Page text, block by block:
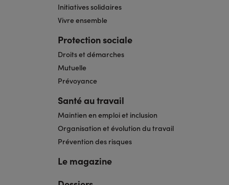
Initiatives solidaires
Vivre ensemble
Protection sociale
Droits et démarches
Mutuelle
Prévoyance
Santé au travail
Maintien en emploi et inclusion
Organisation et évolution du travail
Prévention des risques
Le magazine
Navigation